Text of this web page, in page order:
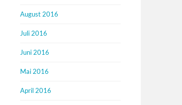
August 2016
Juli 2016
Juni 2016
Mai 2016
April 2016